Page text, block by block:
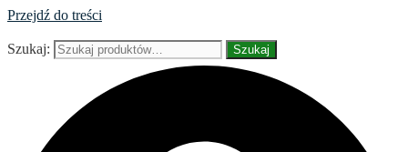
Przejdź do treści
Szukaj: Szukaj